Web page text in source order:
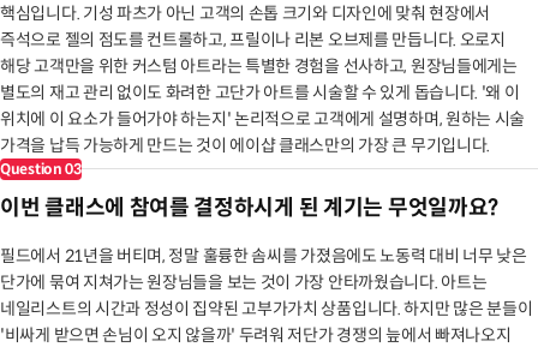
핵심입니다. 기성 파츠가 아닌 고객의 손톱 크기와 디자인에 맞춰 현장에서
즉석으로 젤의 점도를 컨트롤하고, 프릴이나 리본 오브제를 만듭니다. 오로지
해당 고객만을 위한 커스텀 아트라는 특별한 경험을 선사하고, 원장님들에게는
별도의 재고 관리 없이도 화려한 고단가 아트를 시술할 수 있게 돕습니다. '왜 이
위치에 이 요소가 들어가야 하는지' 논리적으로 고객에게 설명하며, 원하는 시술
가격을 납득 가능하게 만드는 것이 에이샵 클래스만의 가장 큰 무기입니다.
Question 03
이번 클래스에 참여를 결정하시게 된 계기는 무엇일까요?
필드에서 21년을 버티며, 정말 훌륭한 솜씨를 가졌음에도 노동력 대비 너무 낮은
단가에 묶여 지쳐가는 원장님들을 보는 것이 가장 안타까웠습니다. 아트는
네일리스트의 시간과 정성이 집약된 고부가가치 상품입니다. 하지만 많은 분들이
'비싸게 받으면 손님이 오지 않을까' 두려워 저단가 경쟁의 늪에서 빠져나오지